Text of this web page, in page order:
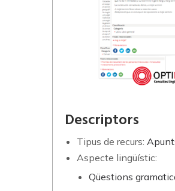
Descriptors
Tipus de recurs:
Aspecte lingüístic:
Qüestions